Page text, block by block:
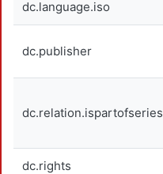
dc.language.iso
dc.publisher
dc.relation.ispartofseries
dc.rights